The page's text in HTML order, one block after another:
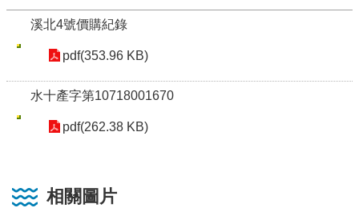
溪北4號價購紀錄
pdf(353.96 KB)
水十產字第10718001670
pdf(262.38 KB)
相關圖片